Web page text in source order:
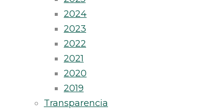
2024
2023
2022
2021
2020
2019
Transparencia